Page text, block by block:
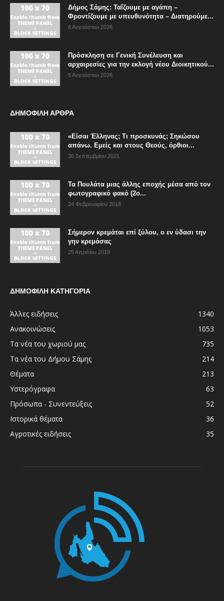
Δήμος Σάμης: Ταΐζουμε με αγάπη –
Φροντίζουμε με υπευθυνότητα – Διατηρούμε...
6 Αυγούστου 2026
Πρόσκληση σε Γενική Συνέλευση και
αρχαιρεσίες για την εκλογή νέου Διοικητικού...
5 Αυγούστου 2026
ΔΗΜΟΦΙΛΗ ΑΡΘΡΑ
«Είσαι Έλληνας; Τι προσκυνάς; Σηκώσου
απάνω. Εμείς και στους Θεούς, όρθιοι...
30 Σεπτεμβρίου 2021
Τα Πουλάτα μιας άλλης εποχής μέσα από τον
φωτογραφικό φακό (2ο...
24 Φεβρουαρίου 2018
Σήμερον κρεμάται επί ξύλου, ο εν ύδασι την
γην κρεμάσας
25 Απριλίου 2019
ΔΗΜΟΦΙΛΗ ΚΑΤΗΓΟΡΙΑ
Άλλες ειδήσεις
1340
Ανακοινώσεις
1053
Τα νέα του χωριού μας
735
Τα νέα του Δήμου Σάμης
214
Θέματα
213
Υστερόγραφα
63
Πρόσωπα - Συνεντεύξεις
52
Ιστορικά θέματα
36
Αγροτικές ειδήσεις
35